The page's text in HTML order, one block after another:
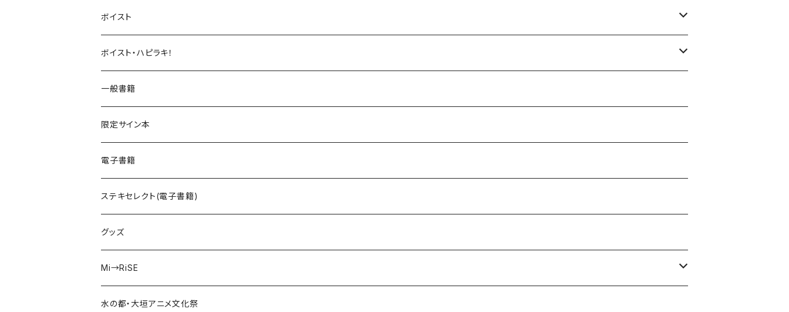
ボイスト
UNDERCΦDE
ダンデライオン
サイバスフィア
kIllIng mE
Peek a Boo!
えのじょ放送部
ISEKAIMODE
あかねさす
ボイスト・ハピラキ！
ハルウラワ！
NACK3!
声劇ふわろまん
一般書籍
限定サイン本
電子書籍
ステキセレクト(電子書籍)
グッズ
Mi→RiSE
夜見ベルノ
水の都・大垣アニメ文化祭